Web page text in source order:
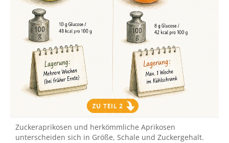
Zuckeraprikosen und herkömmliche Aprikosen
unterscheiden sich in Größe, Schale und Zuckergehalt.